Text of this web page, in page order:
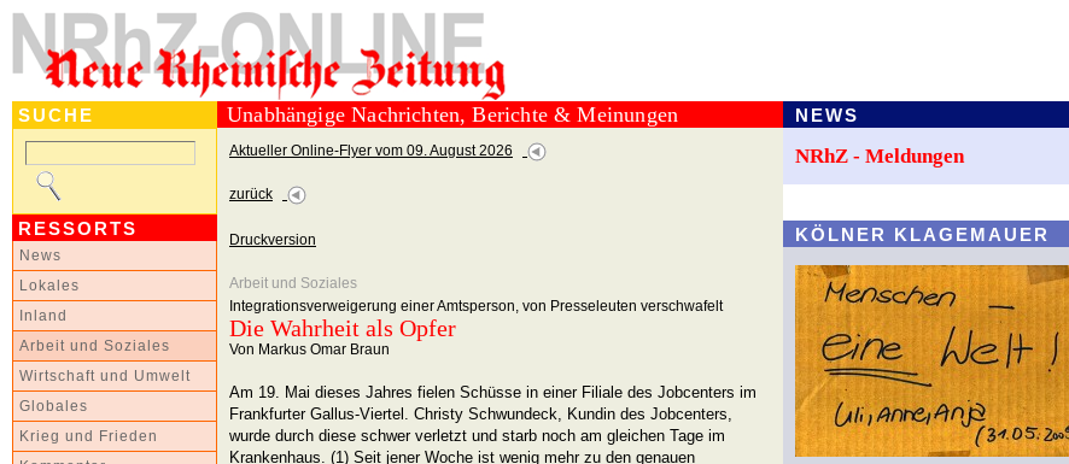
SUCHE
RESSORTS
News
Lokales
Inland
Arbeit und Soziales
Wirtschaft und Umwelt
Globales
Krieg und Frieden
Unabhängige Nachrichten, Berichte & Meinungen
Aktueller Online-Flyer vom 09. August 2026
zurück
Druckversion
Arbeit und Soziales
Integrationsverweigerung einer Amtsperson, von Presseleuten verschwafelt
Die Wahrheit als Opfer
Von Markus Omar Braun
Am 19. Mai dieses Jahres fielen Schüsse in einer Filiale des Jobcenters im
Frankfurter Gallus-Viertel. Christy Schwundeck, Kundin des Jobcenters,
wurde durch diese schwer verletzt und starb noch am gleichen Tage im
Krankenhaus. (1) Seit jener Woche ist wenig mehr zu den genauen
NEWS
NRhZ - Meldungen
KÖLNER KLAGEMAUER